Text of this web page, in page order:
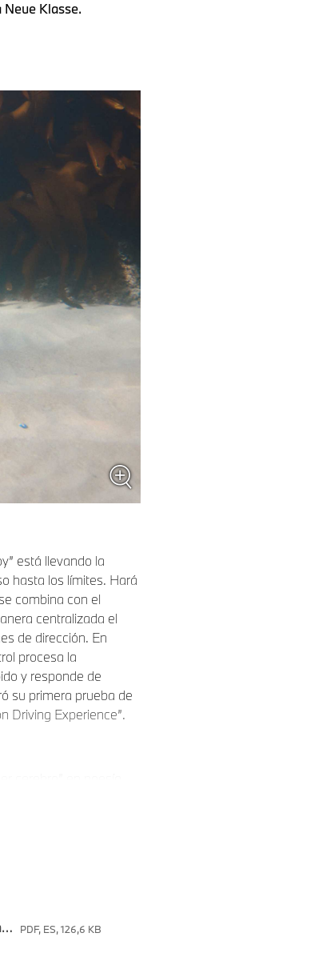
Klasse.
está llevando la
hasta los límites. Hará
combina con el
centralizada el
de dirección. En
procesa la
y responde de
su primera prueba de
Driving Experience”.
de las partes
de control
vals submarino,
Boletín_Nueva campaña de la marca BMW utiliza un pulpo bailarín para visualizar la unidad de control central “Heart of Joy”.
PDF, ES, 126,6 KB